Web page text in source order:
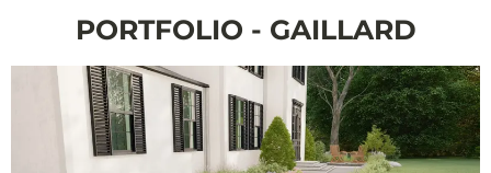
PORTFOLIO - GAILLARD